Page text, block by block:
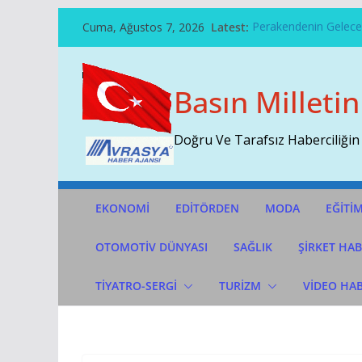
Cuma, Ağustos 7, 2026 Latest: Perakendenin
Temmuz Ayı
Sivri Biber
İTO’ya Göre,
Basın
Doğru Ve Tarafsız
EKONOMİ EDİTÖRDEN MODA EĞİTİM
OTOMOTIV DÜNYASI SAĞLIK ŞİRKET
TİYATRO-SERGİ TURİZM VİDEO